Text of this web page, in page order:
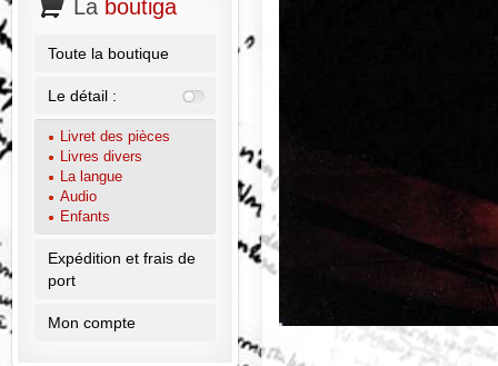
La boutiga
Toute la boutique
Le détail :
Livret des pièces
Livres divers
La langue
Audio
Enfants
Expédition et frais de
port
Mon compte